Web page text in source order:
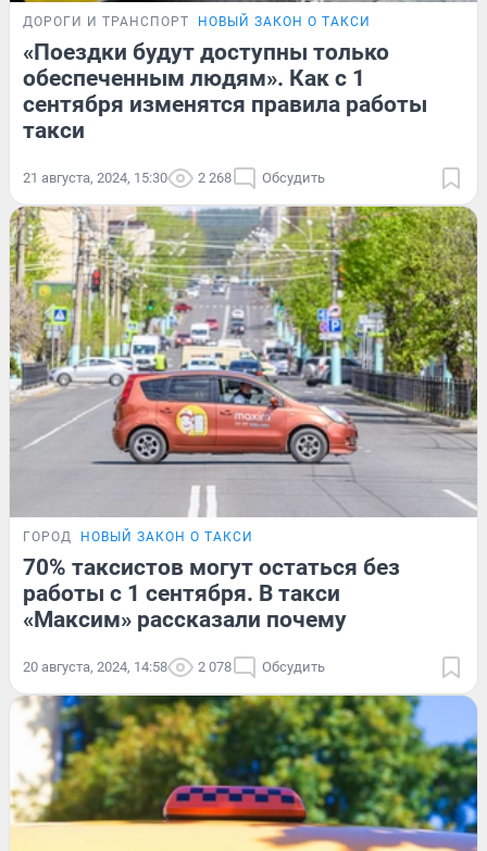
ДОРОГИ И ТРАНСПОРТ НОВЫЙ ЗАКОН О ТАКСИ
«Поездки будут доступны только
обеспеченным людям». Как с 1
сентября изменятся правила работы
такси
21 августа, 2024, 15:30 2 268 Обсудить
ГОРОД НОВЫЙ ЗАКОН О ТАКСИ
70% таксистов могут остаться без
работы с 1 сентября. В такси
«Максим» рассказали почему
20 августа, 2024, 14:58 2 078 Обсудить